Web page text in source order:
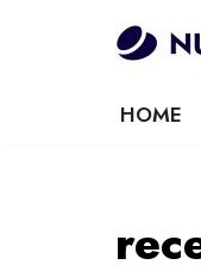
HOME